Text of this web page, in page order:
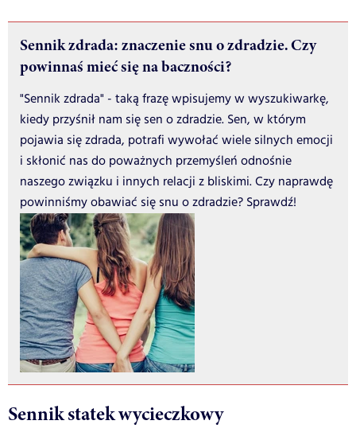
Sennik zdrada: znaczenie snu o zdradzie. Czy
powinnaś mieć się na baczności?
"Sennik zdrada" - taką frazę wpisujemy w wyszukiwarkę,
kiedy przyśnił nam się sen o zdradzie. Sen, w którym
pojawia się zdrada, potrafi wywołać wiele silnych emocji
i skłonić nas do poważnych przemyśleń odnośnie
naszego związku i innych relacji z bliskimi. Czy naprawdę
powinniśmy obawiać się snu o zdradzie? Sprawdź!
Sennik statek wycieczkowy